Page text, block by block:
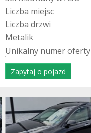
Liczba miejsc
Liczba drzwi
Metalik
Unikalny numeroferty
Zapytaj o pojazd